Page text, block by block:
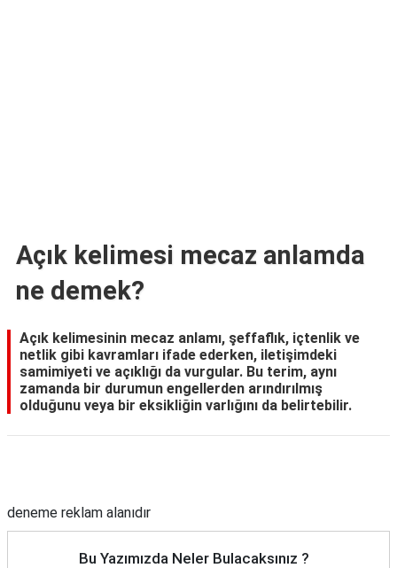
Açık kelimesi mecaz anlamda
ne demek?
Açık kelimesinin mecaz anlamı, şeffaflık, içtenlik ve
netlik gibi kavramları ifade ederken, iletişimdeki
samimiyeti ve açıklığı da vurgular. Bu terim, aynı
zamanda bir durumun engellerden arındırılmış
olduğunu veya bir eksikliğin varlığını da belirtebilir.
deneme reklam alanıdır
Bu Yazımızda Neler Bulacaksınız ?